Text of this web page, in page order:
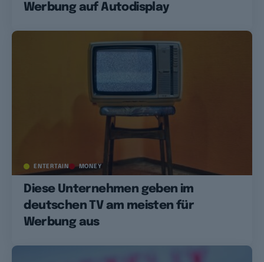
Werbung auf Autodisplay
ENTERTAIN MONEY
Diese Unternehmen geben im
deutschen TV am meisten für
Werbung aus